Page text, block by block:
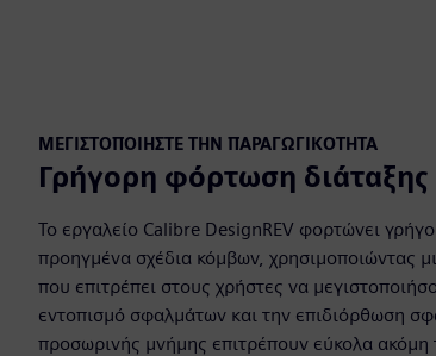
ΜΕΓΙΣΤΟΠΟΙΉΣΤΕ ΤΗΝ ΠΑΡΑΓΩΓΙΚΌΤΗΤΑ
Γρήγορη φόρτωση
Το εργαλείο Calibre DesignREV φορτώνει
προηγμένα σχέδια κόμβων, χρησιμοποιώντας
που επιτρέπει στους χρήστες να
εντοπισμό σφαλμάτων και την επιδιόρθωση
προσωρινής μνήμης επιτρέπουν εύκολα